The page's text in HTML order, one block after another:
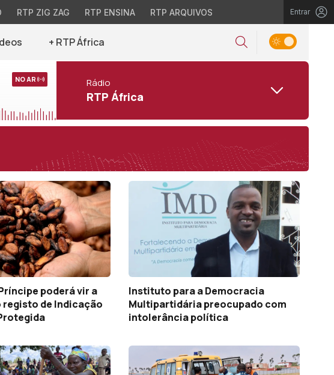
RTP ZIG ZAG RTP ENSINA RTP ARQUIVOS Entrar
+ RTP África
NO AR Rádio
RTP África
poderá vir a
de Indicação
Instituto para a Democracia
Multipartidária preocupado com
intolerância política